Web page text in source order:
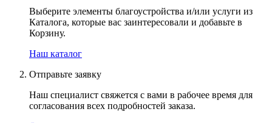
Выберите элементы благоустройства и/или услуги из
Каталога, которые вас заинтересовали и добавьте в
Корзину.
Наш каталог
Отправьте заявку
Наш специалист свяжется с вами в рабочее время для
согласования всех подробностей заказа.